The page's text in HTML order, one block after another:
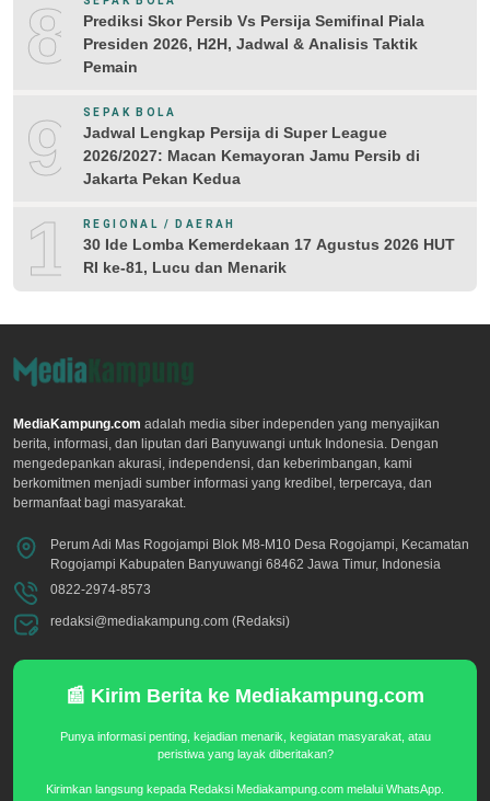
8
Prediksi Skor Persib Vs Persija Semifinal Piala
Presiden 2026, H2H, Jadwal & Analisis Taktik
Pemain
9 SEPAK BOLA
Jadwal Lengkap Persija di Super League
2026/2027: Macan Kemayoran Jamu Persib di
Jakarta Pekan Kedua
10REGIONAL / DAERAH
30 Ide Lomba Kemerdekaan 17 Agustus 2026 HUT
RI ke-81, Lucu dan Menarik
MediaKampung.com adalah media siber independen yang menyajikan
berita, informasi, dan liputan dari Banyuwangi untuk Indonesia. Dengan
mengedepankan akurasi, independensi, dan keberimbangan, kami
berkomitmen menjadi sumber informasi yang kredibel, terpercaya, dan
bermanfaat bagi masyarakat.
Perum Adi Mas Rogojampi Blok M8-M10 Desa Rogojampi, Kecamatan
Rogojampi Kabupaten Banyuwangi 68462 Jawa Timur, Indonesia
0822-2974-8573
redaksi@mediakampung.com (Redaksi)
📰 Kirim Berita ke Mediakampung.com
Punya informasi penting, kejadian menarik, kegiatan masyarakat, atau
peristiwa yang layak diberitakan?
Kirimkan langsung kepada Redaksi Mediakampung.com melalui WhatsApp.